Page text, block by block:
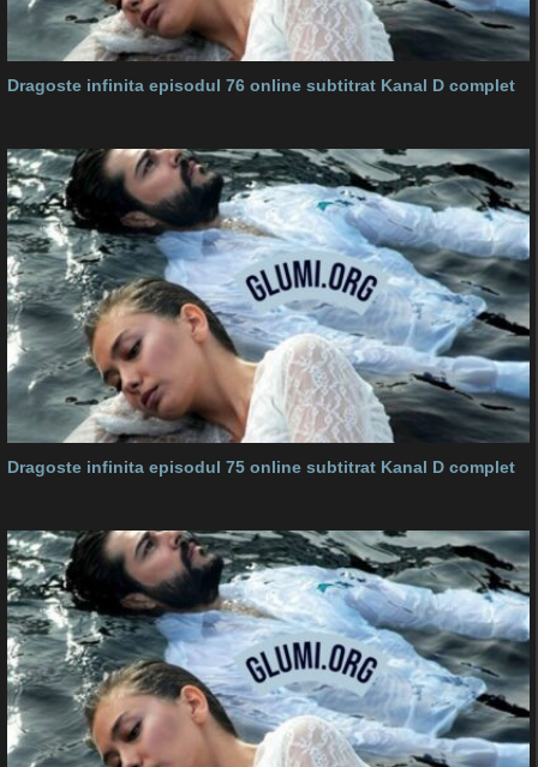
Dragoste infinita episodul 76 online subtitrat Kanal D complet
Dragoste infinita episodul 75 online subtitrat Kanal D complet